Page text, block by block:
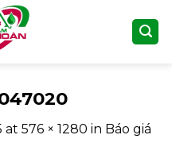
at 576 × 1280 in Báo giá